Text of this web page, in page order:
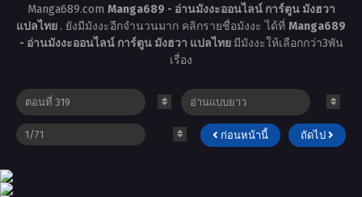
Manga689.com Manga689 - อ่านมังงะออนไลน์ การ์ตูน มังฮวา
แปลไทย . ยังมีมังงะอีกจำนวนมาก คลิกรายชื่อมังงะ ได้ที่ Manga689
- อ่านมังงะออนไลน์ การ์ตูน มังฮวา แปลไทย มีมังงะให้เลือกกว่า3พัน
เรื่อง
ก่อนหน้านี้ ถัดไป